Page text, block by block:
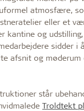
atmosfære,
eller et
kantine og
sidder i
afsnit og
står
Troldtekt